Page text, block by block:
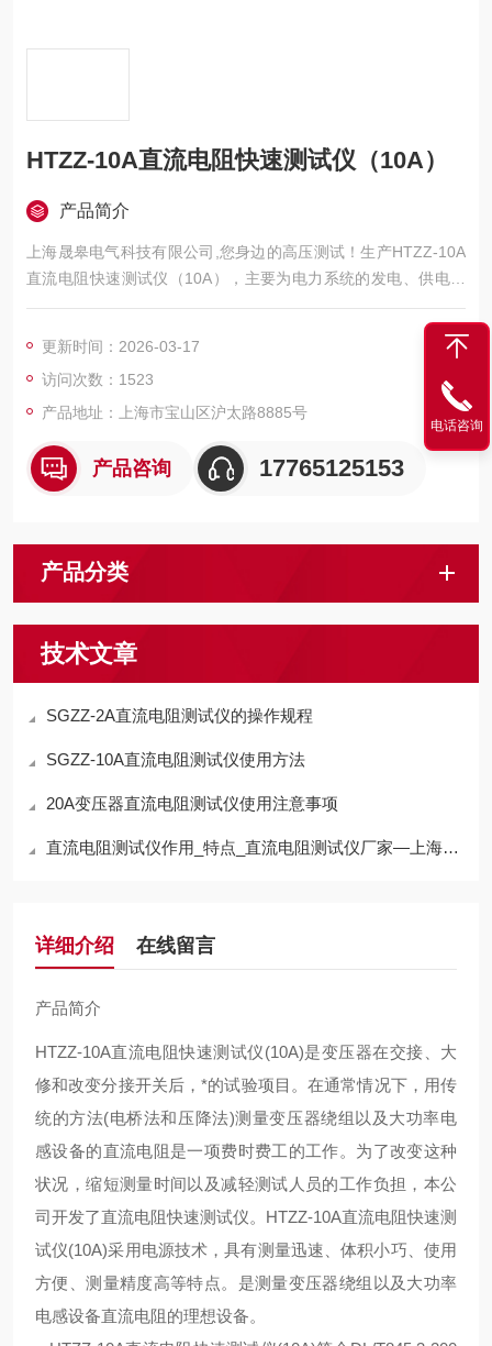
HTZZ-10A直流电阻快速测试仪（10A）
产品简介
上海晟皋电气科技有限公司,您身边的高压测试！生产HTZZ-10A
直流电阻快速测试仪（10A），主要为电力系统的发电、供电、
用电部门，科研机构与电力设备相关的生产企业，提供的高压试
更新时间：2026-03-17
访问次数：1523
产品地址：上海市宝山区沪太路8885号
产品咨询 17765125153
产品分类
技术文章
SGZZ-2A直流电阻测试仪的操作规程
SGZZ-10A直流电阻测试仪使用方法
20A变压器直流电阻测试仪使用注意事项
直流电阻测试仪作用_特点_直流电阻测试仪厂家—上海晟皋电气
详细介绍 在线留言
产品简介
HTZZ-10A直流电阻快速测试仪(10A)是变压器在交接、大
修和改变分接开关后，*的试验项目。在通常情况下，用传
统的方法(电桥法和压降法)测量变压器绕组以及大功率电
感设备的直流电阻是一项费时费工的工作。为了改变这种
状况，缩短测量时间以及减轻测试人员的工作负担，本公
司开发了直流电阻快速测试仪。HTZZ-10A直流电阻快速测
试仪(10A)采用电源技术，具有测量迅速、体积小巧、使用
方便、测量精度高等特点。是测量变压器绕组以及大功率
电感设备直流电阻的理想设备。
电话咨询